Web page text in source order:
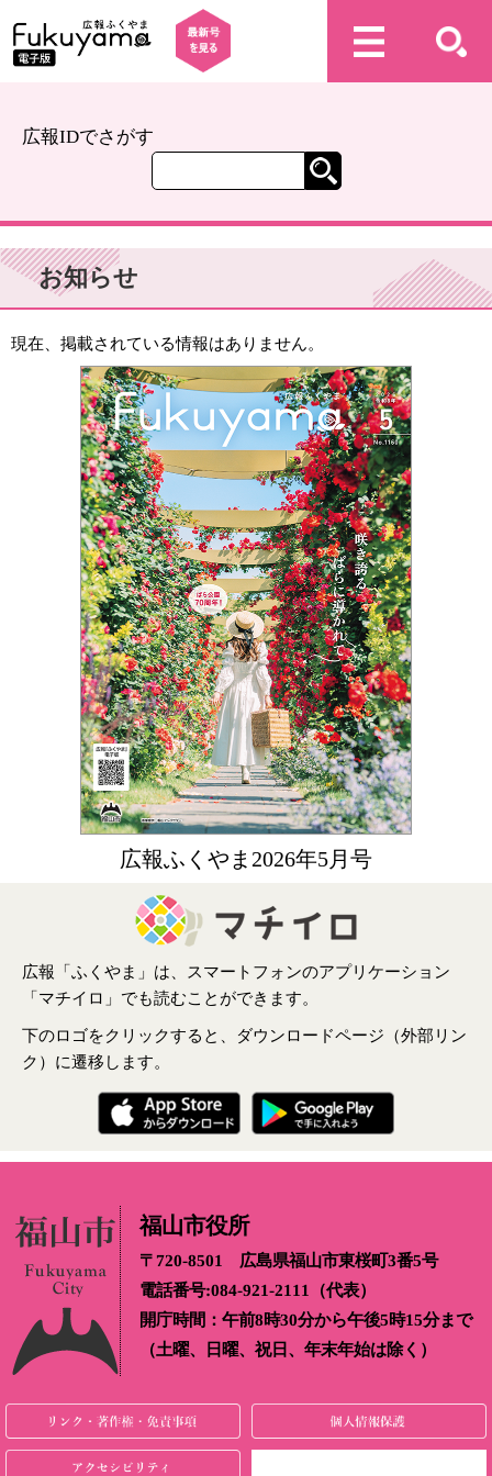
広報IDでさがす
広報ふくやま2026年5月号
広報「ふくやま」は、スマートフォンのアプリケーション
「マチイロ」でも読むことができます。
下のロゴをクリックすると、ダウンロードページ（外部リン
ク）に遷移します。
お知らせ
現在、掲載されている情報はありません。
福山市役所
〒720-8501 広島県福山市東桜町3番5号
電話番号:084-921-2111（代表）
開庁時間：午前8時30分から午後5時15分まで
（土曜、日曜、祝日、年末年始は除く）